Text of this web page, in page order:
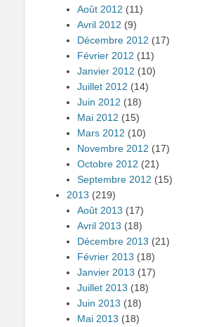
Août 2012 (11)
Avril 2012 (9)
Décembre 2012 (17)
Février 2012 (11)
Janvier 2012 (10)
Juillet 2012 (14)
Juin 2012 (18)
Mai 2012 (15)
Mars 2012 (10)
Novembre 2012 (17)
Octobre 2012 (21)
Septembre 2012 (15)
2013 (219)
Août 2013 (17)
Avril 2013 (18)
Décembre 2013 (21)
Février 2013 (18)
Janvier 2013 (17)
Juillet 2013 (18)
Juin 2013 (18)
Mai 2013 (18)